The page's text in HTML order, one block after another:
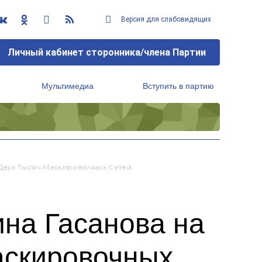
Версия для слабовидящих
Личный кабинет сторонника/члена Партии
Мультимедиа Вступить в партию
Тысяч Маскировочных Сетей
Гасанова на